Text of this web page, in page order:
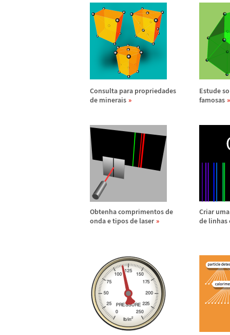
Consulta para propriedades
de minerais
Estude
famosas
Obtenha comprimentos de
onda e tipos de laser
Criar
de linhas